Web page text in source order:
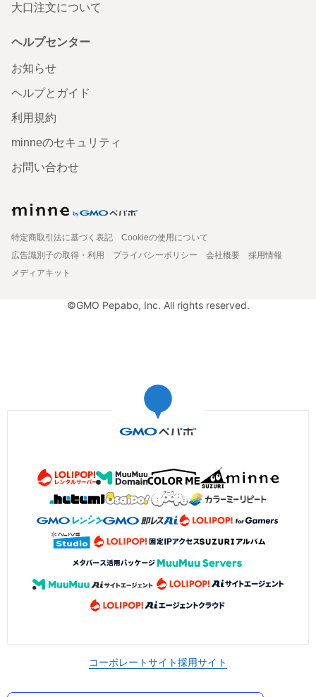
大口注文について
ヘルプセンター
お知らせ
ヘルプとガイド
利用規約
minneのセキュリティ
お問い合わせ
特定商取引法に基づく表記
Cookieの使用について
広告識別子の取得・利用
プライバシーポリシー 会社概要
採用情報
メディアキット
©GMO Pepabo, Inc. All rights reserved.
コーポレートサイト採用サイト